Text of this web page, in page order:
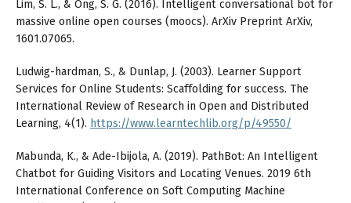
Lim, S. L., & Ong, S. G. (2016). Intelligent conversational bot for
massive online open courses (moocs). ArXiv Preprint ArXiv,
1601.07065.
Ludwig-hardman, S., & Dunlap, J. (2003). Learner Support
Services for Online Students: Scaffolding for success. The
International Review of Research in Open and Distributed
Learning, 4(1). https://www.learntechlib.org/p/49550/
Mabunda, K., & Ade-Ibijola, A. (2019). PathBot: An Intelligent
Chatbot for Guiding Visitors and Locating Venues. 2019 6th
International Conference on Soft Computing Machine